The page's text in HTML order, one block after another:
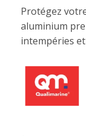
Protégez
aluminium
intempéries